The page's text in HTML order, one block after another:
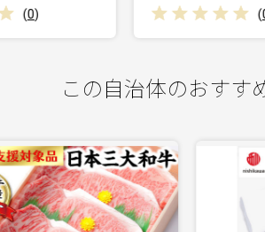
(0)
この自治体のおすす